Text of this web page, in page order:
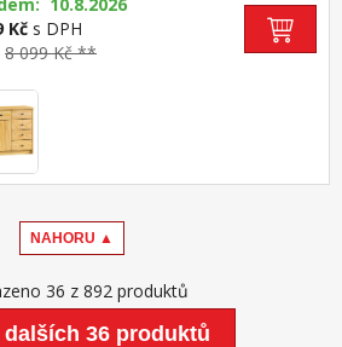
Kč s DPH
8 099 Kč **
NAHORU ▲
36 z 892 produktů
dalších 36 produktů